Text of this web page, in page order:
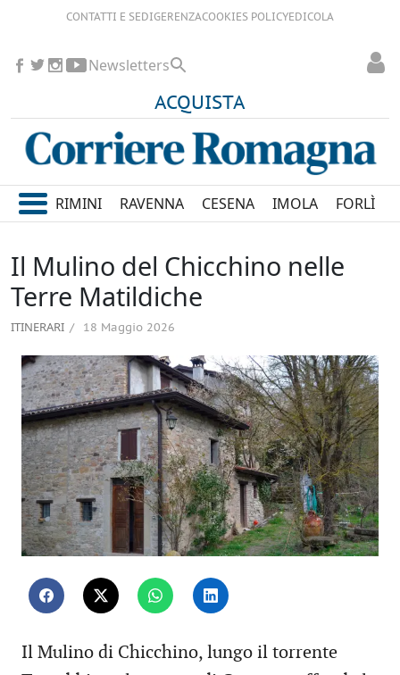
CONTATTI E SEDIGERENZACOOKIES POLICYEDICOLA
ACQUISTA
Newsletters
RIMINI RAVENNA CESENA IMOLA FORLÌ
Il Mulino del Chicchino nelle
Terre Matildiche
ITINERARI 18 Maggio 2026
Il Mulino di Chicchino, lungo il torrente